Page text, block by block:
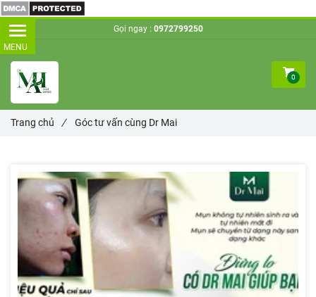
Trang chủ / Góc tư vấn cùng Dr Mai
Gọi ngay : 0972799250
0